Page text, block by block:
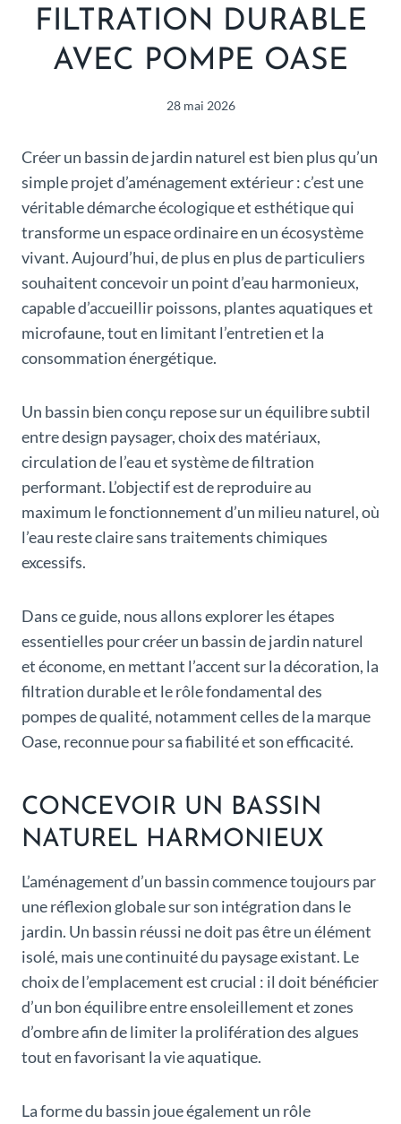
FILTRATION DURABLE
AVEC POMPE OASE
28 mai 2026
Créer un bassin de jardin naturel est bien plus qu’un
simple projet d’aménagement extérieur : c’est une
véritable démarche écologique et esthétique qui
transforme un espace ordinaire en un écosystème
vivant. Aujourd’hui, de plus en plus de particuliers
souhaitent concevoir un point d’eau harmonieux,
capable d’accueillir poissons, plantes aquatiques et
microfaune, tout en limitant l’entretien et la
consommation énergétique.
Un bassin bien conçu repose sur un équilibre subtil
entre design paysager, choix des matériaux,
circulation de l’eau et système de filtration
performant. L’objectif est de reproduire au
maximum le fonctionnement d’un milieu naturel, où
l’eau reste claire sans traitements chimiques
excessifs.
Dans ce guide, nous allons explorer les étapes
essentielles pour créer un bassin de jardin naturel
et économe, en mettant l’accent sur la décoration, la
filtration durable et le rôle fondamental des
pompes de qualité, notamment celles de la marque
Oase, reconnue pour sa fiabilité et son efficacité.
CONCEVOIR UN BASSIN
NATUREL HARMONIEUX
L’aménagement d’un bassin commence toujours par
une réflexion globale sur son intégration dans le
jardin. Un bassin réussi ne doit pas être un élément
isolé, mais une continuité du paysage existant. Le
choix de l’emplacement est crucial : il doit bénéficier
d’un bon équilibre entre ensoleillement et zones
d’ombre afin de limiter la prolifération des algues
tout en favorisant la vie aquatique.
La forme du bassin joue également un rôle